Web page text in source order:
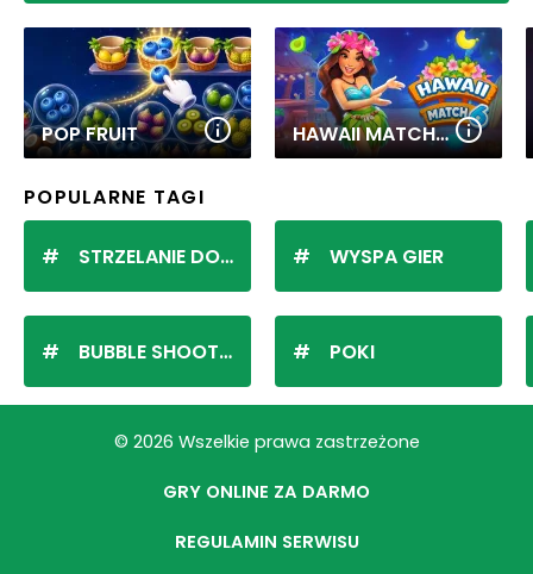
POP FRUIT HAWAII MATCH 6
POPULARNE TAGI
STRZELANIE DO KULEK
BUBBLE SHOOTER
WYSPA GIER
POKI
© 2026 Wszelkie prawa zastrzeżone
GRY ONLINE ZA DARMO
REGULAMIN SERWISU